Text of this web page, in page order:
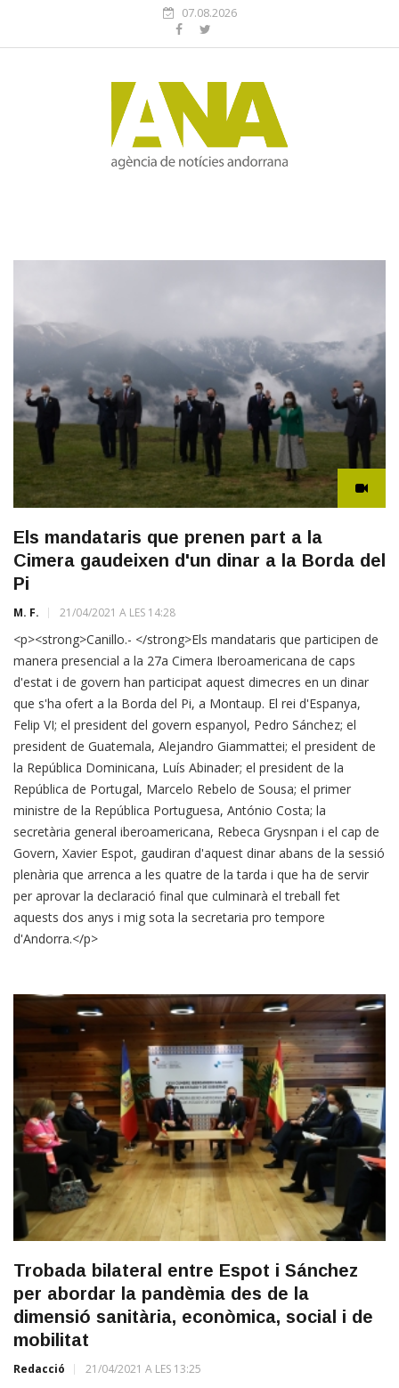
07.08.2026
Els mandataris que prenen part a la
Cimera gaudeixen d'un dinar a la Borda del
Pi
M. F. 21/04/2021 A LES 14:28
<p><strong>Canillo.- </strong>Els mandataris que participen de
manera presencial a la 27a Cimera Iberoamericana de caps
d'estat i de govern han participat aquest dimecres en un dinar
que s'ha ofert a la Borda del Pi, a Montaup. El rei d'Espanya,
Felip VI; el president del govern espanyol, Pedro Sánchez; el
president de Guatemala, Alejandro Giammattei; el president de
la República Dominicana, Luís Abinader; el president de la
República de Portugal, Marcelo Rebelo de Sousa; el primer
ministre de la República Portuguesa, António Costa; la
secretària general iberoamericana, Rebeca Grysnpan i el cap de
Govern, Xavier Espot, gaudiran d'aquest dinar abans de la sessió
plenària que arrenca a les quatre de la tarda i que ha de servir
per aprovar la declaració final que culminarà el treball fet
aquests dos anys i mig sota la secretaria pro tempore
d'Andorra.</p>
Trobada bilateral entre Espot i Sánchez
per abordar la pandèmia des de la
dimensió sanitària, econòmica, social i de
mobilitat
Redacció 21/04/2021 A LES 13:25